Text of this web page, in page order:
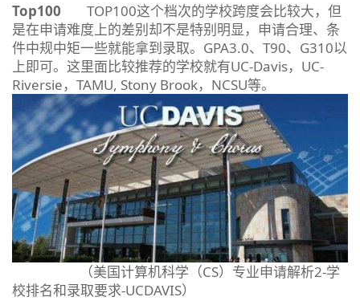
Top100 TOP100这个档次的学校跨度会比较大，但
是在申请难度上的差别却不是特别明显，申请合理、条
件中规中矩一些就能拿到录取。GPA3.0、T90、G310以
上即可。这里面比较推荐的学校就有UC-Davis，UC-
Riversie，TAMU, Stony Brook，NCSU等。
（美国计算机科学（CS）专业申请解析2-学
校排名和录取要求-UCDAVIS）